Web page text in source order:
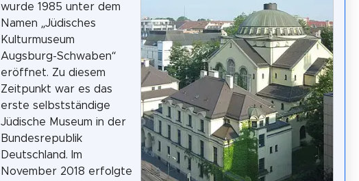
wurde 1985 unter dem
Namen „Jüdisches
Kulturmuseum
Augsburg-Schwaben“
eröffnet. Zu diesem
Zeitpunkt war es das
erste selbstständige
Jüdische Museum in der
Bundesrepublik
Deutschland. Im
November 2018 erfolgte